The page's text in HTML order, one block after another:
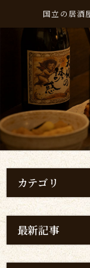
国立の居酒
カテゴリ
最新記事